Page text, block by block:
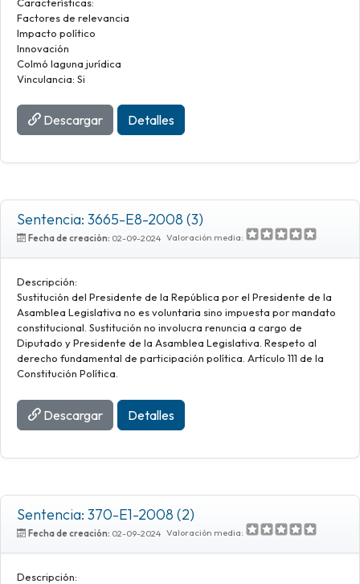
Factores de relevancia
Impacto político
Innovación
Colmó laguna jurídica
Vinculancia: Si
Descargar Detalles
Sentencia: 3665-E8-2008 (3)
Fecha de creación: 02-09-2024 Valoración media:
Descripción:
Sustitución del Presidente de la República por el Presidente de la
Asamblea Legislativa no es voluntaria sino impuesta por mandato
constitucional. Sustitución no involucra renuncia a cargo de
Diputado y Presidente de la Asamblea Legislativa. Respeto al
derecho fundamental de participación política. Artículo 111 de la
Constitución Política.
Descargar Detalles
Sentencia: 370-E1-2008 (2)
Fecha de creación: 02-09-2024 Valoración media:
Descripción: